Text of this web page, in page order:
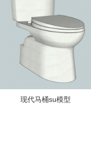
现代马桶su模型